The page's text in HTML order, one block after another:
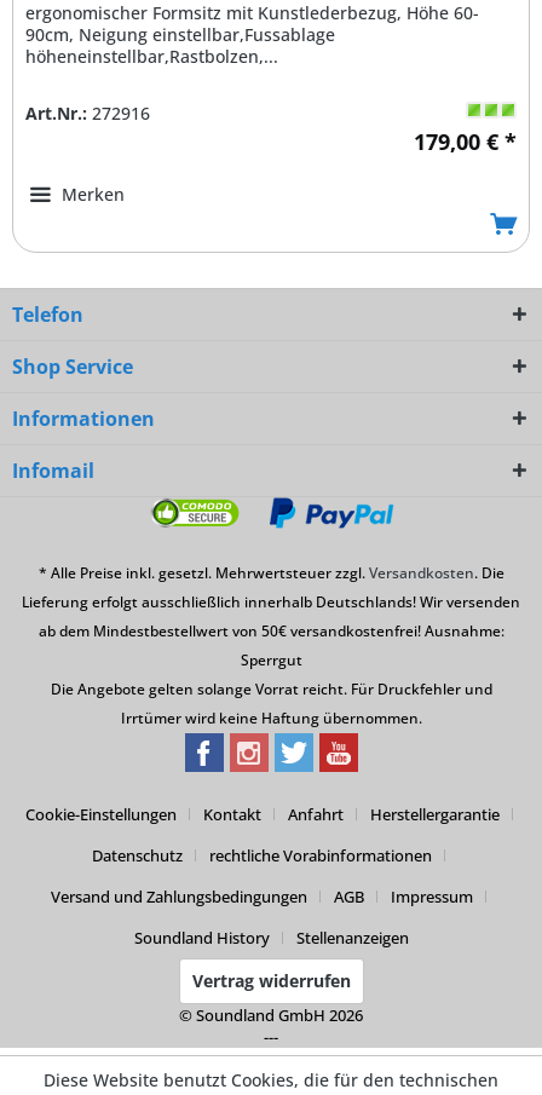
ergonomischer Formsitz mit Kunstlederbezug, Höhe 60-
90cm, Neigung einstellbar,Fussablage
höheneinstellbar,Rastbolzen,...
Art.Nr.: 272916
179,00 € *
Merken
Telefon
Shop Service
Informationen
Infomail
* Alle Preise inkl. gesetzl. Mehrwertsteuer zzgl.Versandkosten. Die
Lieferung erfolgt ausschließlich innerhalb Deutschlands! Wir versenden
ab dem Mindestbestellwert von 50€ versandkostenfrei! Ausnahme:
Sperrgut
Die Angebote gelten solange Vorrat reicht. Für Druckfehler und
Irrtümer wird keine Haftung übernommen.
Cookie-Einstellungen Kontakt Anfahrt
Herstellergarantie
Datenschutz
rechtliche Vorabinformationen
Versand und Zahlungsbedingungen
AGB
Impressum
Soundland History
Stellenanzeigen
Vertrag widerrufen
© Soundland GmbH 2026
---
Diese Website benutzt Cookies, die für den technischen